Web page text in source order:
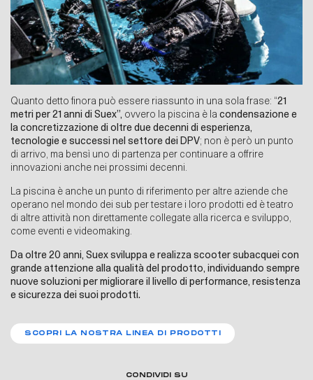
Quanto detto finora può essere riassunto in una sola frase: “21
metri per 21 anni di Suex”, ovvero la piscina è la condensazione e
la concretizzazione di oltre due decenni di esperienza,
tecnologie e successi nel settore dei DPV; non è però un punto
di arrivo, ma bensì uno di partenza per continuare a offrire
innovazioni anche nei prossimi decenni.
La piscina è anche un punto di riferimento per altre aziende che
operano nel mondo dei sub per testare i loro prodotti ed è teatro
di altre attività non direttamente collegate alla ricerca e sviluppo,
come eventi e videomaking.
Da oltre 20 anni, Suex sviluppa e realizza scooter subacquei con
grande attenzione alla qualità del prodotto, individuando sempre
nuove soluzioni per migliorare il livello di performance, resistenza
e sicurezza dei suoi prodotti.
SCOPRI LA NOSTRA LINEA DI PRODOTTI
CONDIVIDI SU